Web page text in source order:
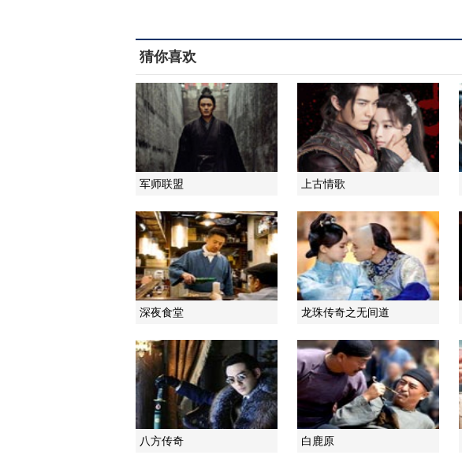
猜你喜欢
军师联盟 上古情歌
深夜食堂 龙珠传奇之无间道
八方传奇 白鹿原